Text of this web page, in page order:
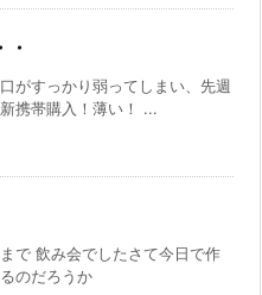
がすっかり弱ってしまい、先週
携帯購入！薄い！ ...
で 飲み会でしたさて今日で作
のだろうか